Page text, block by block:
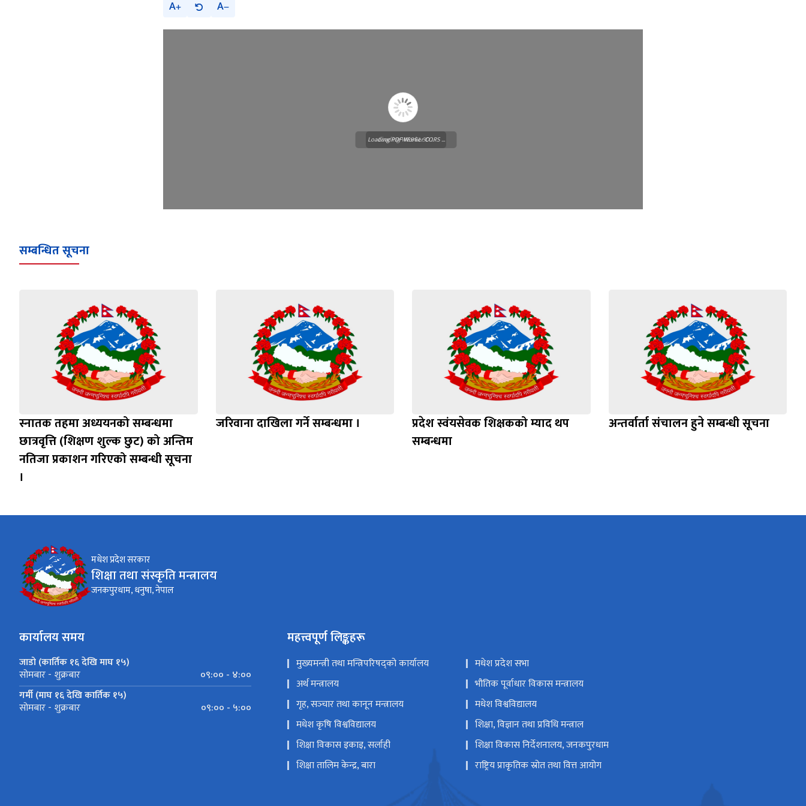
A A
Loading WEBGL 3D ...
Loading PDF Worker CORS ...
सम्बन्धित सूचना
स्नातक तहमा अध्ययनको सम्बन्धमा
छात्रवृत्ति (शिक्षण शुल्क छुट) को अन्तिम
नतिजा प्रकाशन गरिएको सम्बन्धी सूचना
।
जरिवाना दाखिला गर्ने सम्बन्धमा ।
प्रदेश स्वंयसेवक शिक्षकको म्याद थप
सम्बन्धमा
अन्तर्वार्ता संचालन हुने सम्बन्धी सूचना
मधेश प्रदेश सरकार
शिक्षा तथा संस्कृति मन्त्रालय
जनकपुरधाम, धनुषा, नेपाल
कार्यालय समय
जाडो (कार्तिक १६ देखि माघ १५)
सोमबार - शुक्रबार
०९:०० - ४:००
गर्मी (माघ १६ देखि कार्तिक १५)
सोमबार - शुक्रबार ०९:०० - ५:००
महत्त्वपूर्ण लिङ्कहरू
मुख्यमन्त्री तथा मन्त्रिपरिषद्को कार्यालय
मधेश प्रदेश सभा
अर्थ मन्त्रालय
भौतिक पूर्वाधार विकास मन्त्रालय
गृह, सञ्‍चार तथा कानून मन्त्रालय
मधेश विश्वविद्यालय
मधेश कृषि विश्वविद्यालय
शिक्षा, विज्ञान तथा प्रविधि मन्त्राल
शिक्षा विकास इकाइ, सर्लाही
शिक्षा विकास निर्देशनालय, जनकपुरधाम
शिक्षा तालिम केन्द्र, बारा
राष्ट्रिय प्राकृतिक स्रोत तथा वित्त आयोग